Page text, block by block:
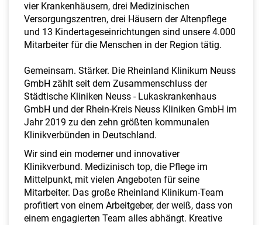
vier Krankenhäusern, drei Medizinischen
Versorgungszentren, drei Häusern der Altenpflege
und 13 Kindertageseinrichtungen sind unsere 4.000
Mitarbeiter für die Menschen in der Region tätig.
Gemeinsam. Stärker. Die Rheinland Klinikum Neuss
GmbH zählt seit dem Zusammenschluss der
Städtische Kliniken Neuss - Lukaskrankenhaus
GmbH und der Rhein-Kreis Neuss Kliniken GmbH im
Jahr 2019 zu den zehn größten kommunalen
Klinikverbünden in Deutschland.
Wir sind ein moderner und innovativer
Klinikverbund. Medizinisch top, die Pflege im
Mittelpunkt, mit vielen Angeboten für seine
Mitarbeiter. Das große Rheinland Klinikum-Team
profitiert von einem Arbeitgeber, der weiß, dass von
einem engagierten Team alles abhängt. Kreative